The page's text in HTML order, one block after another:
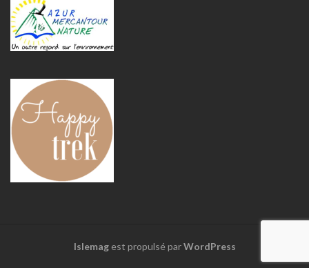
Islemagest propulsé parWordPress